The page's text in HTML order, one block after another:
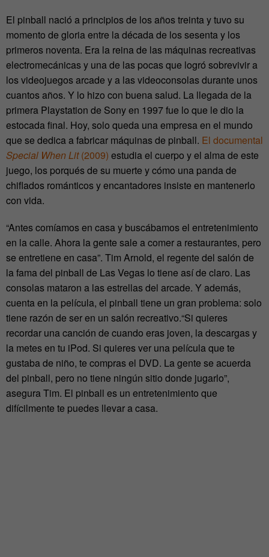
El pinball nació a principios de los años treinta y tuvo su
momento de gloria entre la década de los sesenta y los
primeros noventa. Era la reina de las máquinas recreativas
electromecánicas y una de las pocas que logró sobrevivir a
los videojuegos arcade y a las videoconsolas durante unos
cuantos años. Y lo hizo con buena salud. La llegada de la
primera Playstation de Sony en 1997 fue lo que le dio la
estocada final. Hoy, solo queda una empresa en el mundo
que se dedica a fabricar máquinas de pinball. El documental
Special When Lit(2009) estudia el cuerpo y el alma de este
juego, los porqués de su muerte y cómo una panda de
chiflados románticos y encantadores insiste en mantenerlo
con vida.
“Antes comíamos en casa y buscábamos el entretenimiento
en la calle. Ahora la gente sale a comer a restaurantes, pero
se entretiene en casa”. Tim Arnold, el regente del salón de
la fama del pinball de Las Vegas lo tiene así de claro. Las
consolas mataron a las estrellas del arcade. Y además,
cuenta en la película, el pinball tiene un gran problema: solo
tiene razón de ser en un salón recreativo.“Si quieres
recordar una canción de cuando eras joven, la descargas y
la metes en tu iPod. Si quieres ver una película que te
gustaba de niño, te compras el DVD. La gente se acuerda
del pinball, pero no tiene ningún sitio donde jugarlo”,
asegura Tim. El pinball es un entretenimiento que
difícilmente te puedes llevar a casa.